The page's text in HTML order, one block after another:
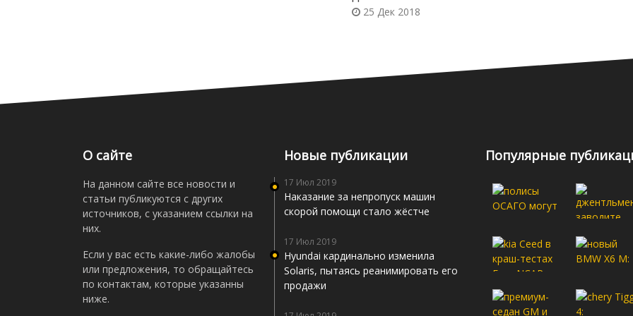
25 Дек 2018
О сайте
На данном сайте все новости и
статьи публикуются с других
источников, с указанием ссылки на
них.
Если у вас есть какие-либо жалобы
или предложения, то обращайтесь
по контактам, которые указанны
ниже.
Новые публикации
17 Июл 2019
Наказание за непропуск машин
скорой помощи стало жёстче
17 Июл 2019
Hyundai кардинально изменила
Solaris, пытаясь реанимировать его
продажи
Популярные